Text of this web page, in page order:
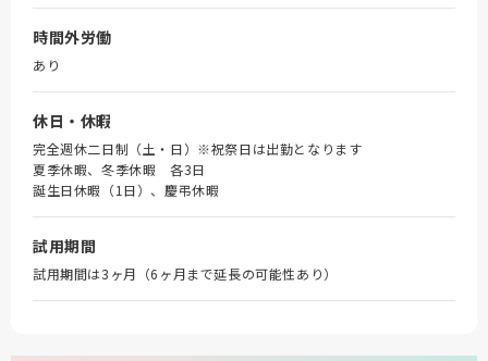
時間外労働
あり
休日・休暇
完全週休二日制（土・日）※祝祭日は出勤となります
夏季休暇、冬季休暇 各3日
誕生日休暇（1日）、慶弔休暇
試用期間
試用期間は3ヶ月（6ヶ月まで延長の可能性あり）